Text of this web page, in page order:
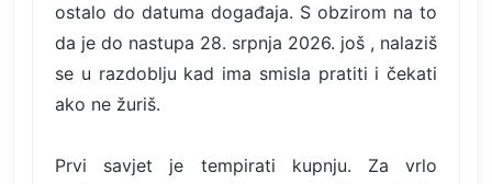
ostalo do datuma događaja. S obzirom na to
da je do nastupa 28. srpnja 2026. još , nalaziš
se u razdoblju kad ima smisla pratiti i čekati
ako ne žuriš.
Prvi savjet je tempirati kupnju. Za vrlo